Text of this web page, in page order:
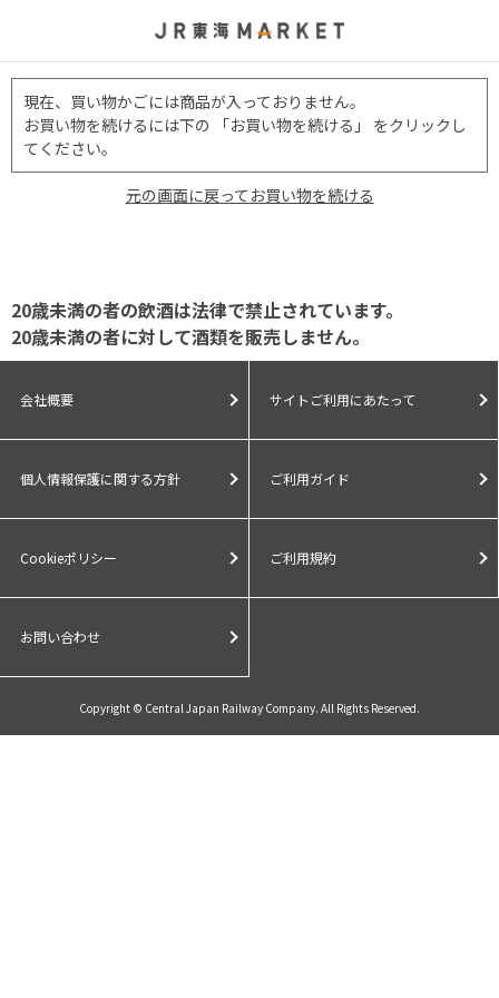
現在、買い物かごには商品が入っておりません。
お買い物を続けるには下の 「お買い物を続ける」 をクリックし
てください。
元の画面に戻ってお買い物を続ける
20歳未満の者の飲酒は法律で禁止されています。
20歳未満の者に対して酒類を販売しません。
会社概要 サイトご利用にあたって
個人情報保護に関する方針 ご利用ガイド
Cookieポリシー ご利用規約
お問い合わせ
Copyright © Central Japan Railway Company. All Rights Reserved.